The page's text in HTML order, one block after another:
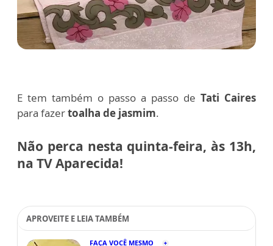
E tem também o passo a passo de Tati Caires
para fazertoalha de jasmim.
Não perca nesta quinta-feira, às 13h,
na TV Aparecida!
APROVEITE E LEIA TAMBÉM
FAÇA VOCÊ MESMO